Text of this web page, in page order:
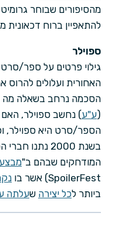
מהסיפורים שבוחר
להתאפיין ברוח דכאונית
ספוילר
גילוי פרטים על ספר/סרט
האחורית ועלולים להרוס
הסכמה נרחב בשאלה מה
(ע"ע) נחשב ספוילר,
הספר/סרט היא ספוילר,
בשנת 2000
המודחקים שבהם ב"מבצע
SpoilerFest) אשר בו
ביותר לכל יצירה שעלתה